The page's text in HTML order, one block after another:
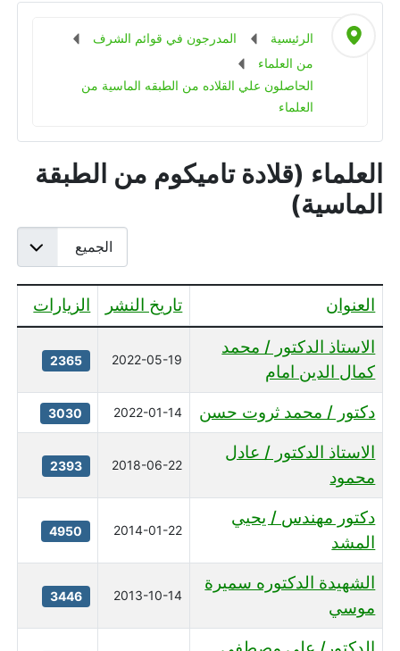
الرئيسية
المدرجون في قوائم الشرف
من العلماء
الحاصلون علي القلاده من الطبقه الماسية من
العلماء
العلماء (قلادة تاميكوم من الطبقة
الماسية)
عدد الإظهارات:
جدول المقالات
العنوان تاريخ النشر الزيارات
الاستاذ الدكتور / محمد
كمال الدين امام
2022-05-19
2365
دكتور / محمد ثروت حسن 2022-01-14
3030
الاستاذ الدكتور / عادل
محمود
2018-06-22
2393
دكتور مهندس / يحيي
المشد
2014-01-22
4950
الشهيدة الدكتوره سميرة
موسي
2013-10-14
3446